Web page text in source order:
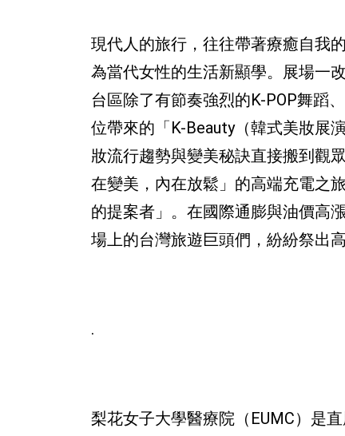
現代人的旅行，往往帶著療癒自我
為當代女性的生活新顯學。展場一
台區除了有節奏強烈的K-POP舞蹈
位帶來的「K-Beauty（韓式美妝展
妝流行趨勢與變美秘訣直接搬到觀
在變美，內在放鬆」的高端充電之
的提案者」。在國際通膨與油價高
場上的台灣旅遊巨頭們，紛紛祭出
.
梨花女子大學醫療院（EUMC）是